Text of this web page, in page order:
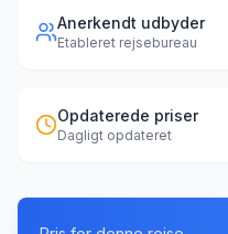
Anerkendt udbyder
Etableret rejsebureau
Opdaterede priser
Dagligt opdateret